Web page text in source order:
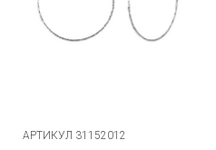
АРТИКУЛ 31152012